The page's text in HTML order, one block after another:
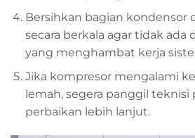
Bersihkan bagian kondensor
secara berkala agar tidak ada
yang menghambat kerja
Jika kompresor mengalami
lemah, segera panggil
perbaikan lebih lanjut.